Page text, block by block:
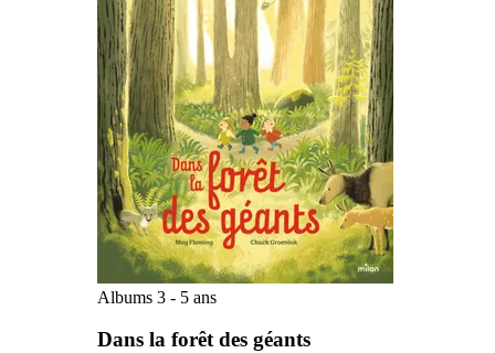
Albums 3 - 5 ans
Dans la forêt des géants